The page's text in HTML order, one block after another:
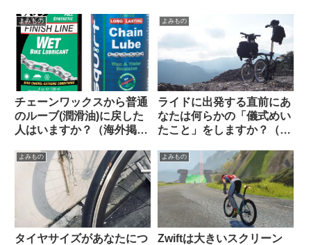
Van Rysel】
よみもの
チェーンワックスから普通
のルーブ(潤滑油)に戻した
人はいますか？（海外掲示
よみもの
ライドに出発する直前にあ
なたは何らかの「儀式めい
たこと」をしますか？（海
よみもの
タイヤサイズがあなたにつ
よみもの
Zwiftは大きいスクリーン